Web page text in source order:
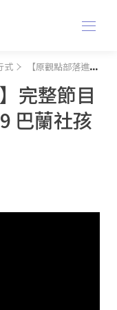
式 【原觀點部落進行式】完整節目 第249集｜1930-1939 巴蘭社孩子們的回望
完整節目
巴蘭社孩